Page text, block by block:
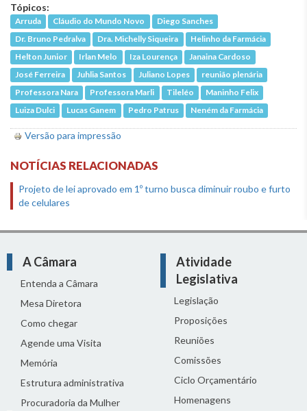
Tópicos:
Arruda Cláudio do Mundo Novo
Diego Sanches
Dr. Bruno Pedralva
Dra. Michelly Siqueira
Helinho da Farmácia
Helton Junior
Irlan Melo Iza Lourença
Janaina Cardoso
José Ferreira
Juhlia Santos Juliano Lopes
reunião plenária
Professora Nara
Professora Marli Tileléo
Maninho Felix
Luiza Dulci
Lucas Ganem Pedro Patrus Neném da Farmácia
Versão para impressão
NOTÍCIAS RELACIONADAS
Projeto de lei aprovado em 1º turno busca diminuir roubo e furto
de celulares
A Câmara
Entenda a Câmara
Mesa Diretora
Como chegar
Agende uma Visita
Memória
Estrutura administrativa
Procuradoria da Mulher
Atividade
Legislativa
Legislação
Proposições
Reuniões
Comissões
Ciclo Orçamentário
Homenagens